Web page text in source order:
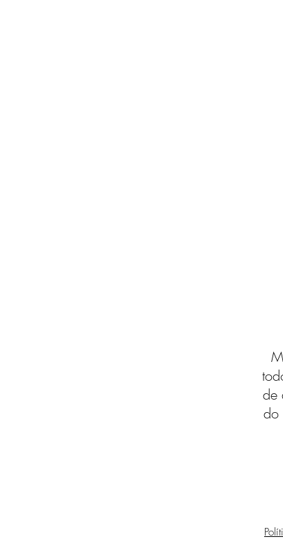
de
do